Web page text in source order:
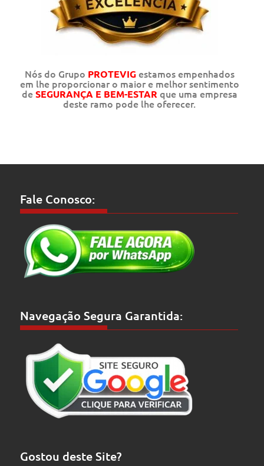
Nós do Grupo PROTEVIGestamos empenhados
em lhe proporcionar o maior e melhor sentimento
deSEGURANÇA E BEM-ESTAR que uma empresa
deste ramo pode lhe oferecer.
Fale Conosco:
Navegação Segura Garantida:
Gostou deste Site?